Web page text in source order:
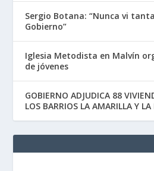
Sergio Botana: “Nunca vi
Gobierno”
Iglesia Metodista en Malvín
de jóvenes
GOBIERNO ADJUDICA 88
LOS BARRIOS LA AMARILLA Y LA